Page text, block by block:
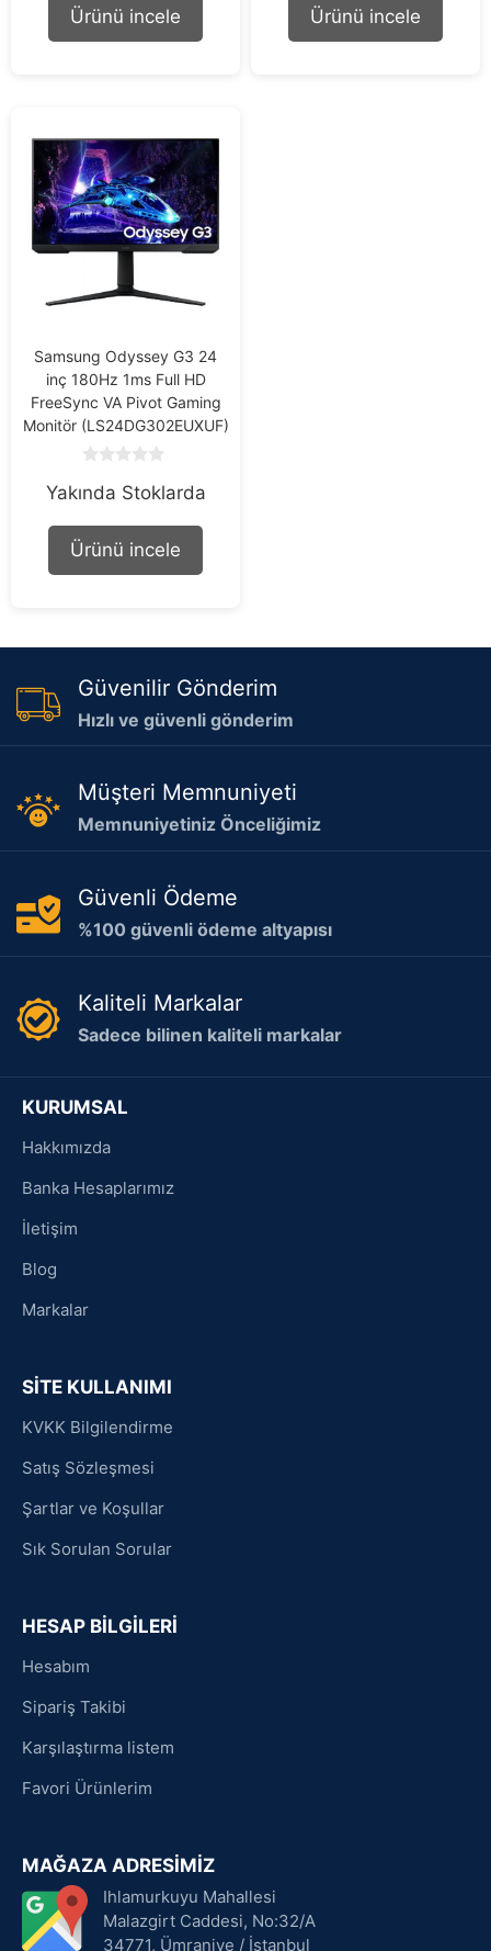
f
Ürünü incele
f
Ürünü incele
Samsung Odyssey G3 24
inç 180Hz 1ms Full HD
FreeSync VA Pivot Gaming
Monitör (LS24DG302EUXUF)
o
t
f
Yakında Stoklarda
Ürünü incele
Güvenilir Gönderim
Hızlı ve güvenli gönderim
Müşteri Memnuniyeti
Memnuniyetiniz Önceliğimiz
Güvenli Ödeme
%100 güvenli ödeme altyapısı
Kaliteli Markalar
Sadece bilinen kaliteli markalar
KURUMSAL
Hakkımızda
Banka Hesaplarımız
İletişim
Blog
Markalar
SİTE KULLANIMI
KVKK Bilgilendirme
Satış Sözleşmesi
Şartlar ve Koşullar
Sık Sorulan Sorular
HESAP BİLGİLERİ
Hesabım
Sipariş Takibi
Karşılaştırma listem
Favori Ürünlerim
MAĞAZA ADRESİMİZ
Ihlamurkuyu Mahallesi
Malazgirt Caddesi, No:32/A
34771, Ümraniye / İstanbul